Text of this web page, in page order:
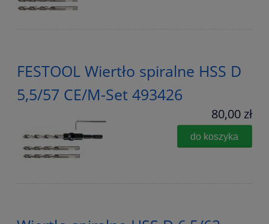
FESTOOL Wiertło spiralne HSS D
5,5/57 CE/M-Set 493426
80,00 zł
do koszyka